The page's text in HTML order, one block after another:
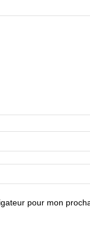
pour mon